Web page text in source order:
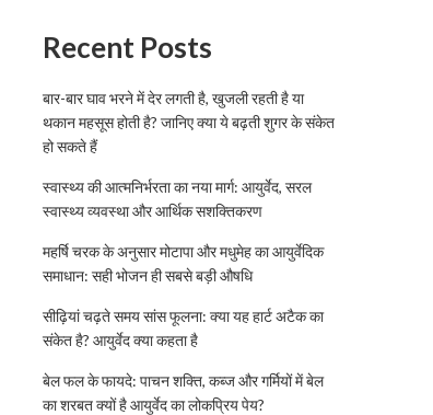
Recent Posts
बार-बार घाव भरने में देर लगती है, खुजली रहती है या
थकान महसूस होती है? जानिए क्या ये बढ़ती शुगर के संकेत
हो सकते हैं
स्वास्थ्य की आत्मनिर्भरता का नया मार्ग: आयुर्वेद, सरल
स्वास्थ्य व्यवस्था और आर्थिक सशक्तिकरण
महर्षि चरक के अनुसार मोटापा और मधुमेह का आयुर्वेदिक
समाधान: सही भोजन ही सबसे बड़ी औषधि
सीढ़ियां चढ़ते समय सांस फूलना: क्या यह हार्ट अटैक का
संकेत है? आयुर्वेद क्या कहता है
बेल फल के फायदे: पाचन शक्ति, कब्ज और गर्मियों में बेल
का शरबत क्यों है आयुर्वेद का लोकप्रिय पेय?